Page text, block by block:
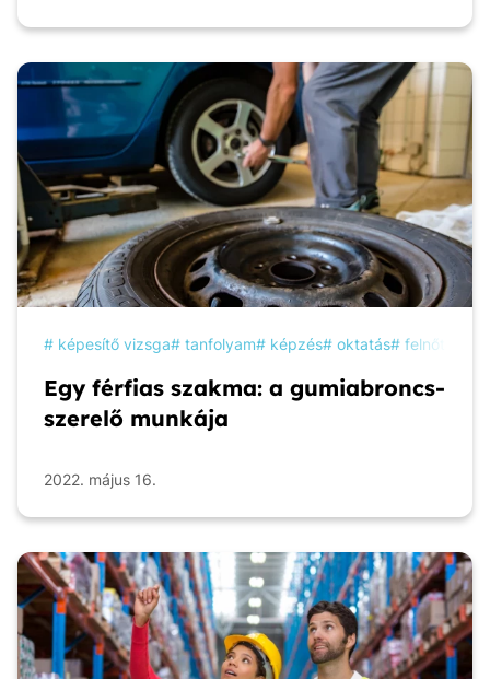
képesítő vizsga tanfolyam képzés oktatás
Egy férfias szakma: a gumiabroncs-
szerelő munkája
2022. május 16.